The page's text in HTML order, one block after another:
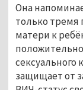
Она
только тремя
матери к
сексуального
защищает от